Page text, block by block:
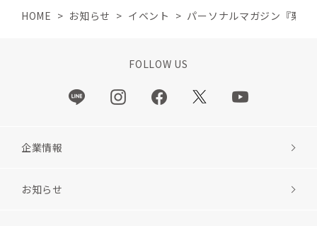
HOME > お知らせ > イベント > パーソナルマガジン『栗
FOLLOW US
企業情報
お知らせ